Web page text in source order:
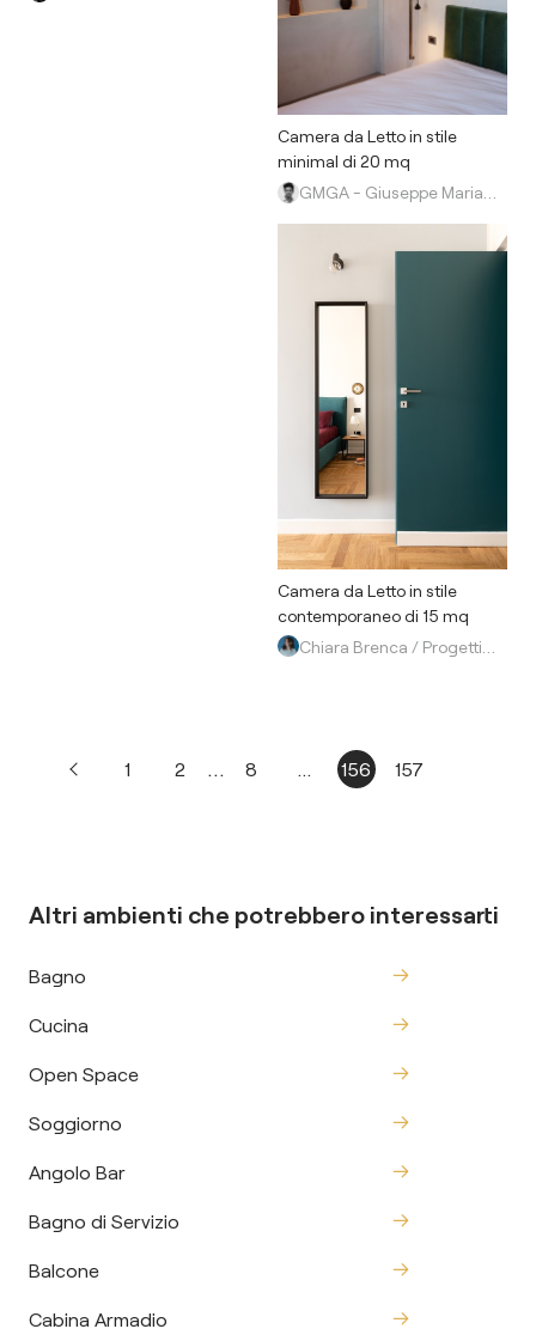
Camera da Letto in stile
minimal di 20 mq
GMGA - Giuseppe Maria Genco architetto
Camera da Letto in stile
contemporaneo di 15 mq
1 2 ... 8 156 157
Altri ambienti che potrebbero interessarti
Bagno
Cucina
Open Space
Soggiorno
Angolo Bar
Bagno di Servizio
Balcone
Cabina Armadio